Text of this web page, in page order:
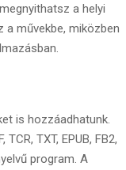
a helyi
a művekbe, miközben
is hozzáadhatunk.
TCR, TXT, EPUB, FB2,
program. A